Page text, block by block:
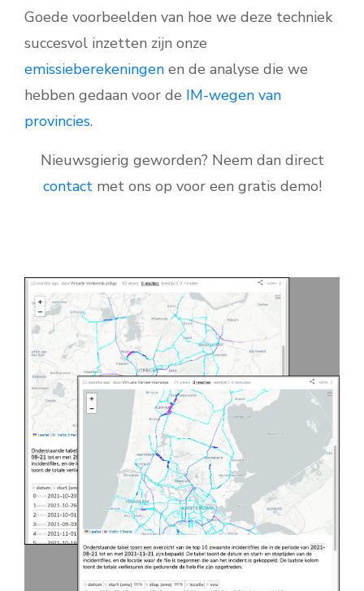
Goede voorbeelden van hoe we deze techniek
succesvol inzetten zijn onze
emissieberekeningen en de analyse die we
hebben gedaan voor de IM-wegen van
provincies.
Nieuwsgierig geworden? Neem dan direct
contactmet ons op voor een gratis demo!